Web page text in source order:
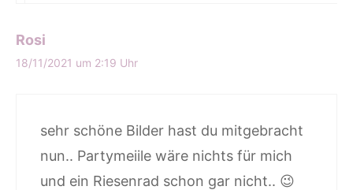
Rosi
18/11/2021 um 2:19 Uhr
sehr schöne Bilder hast du mitgebracht
nun.. Partymeiile wäre nichts für mich
und ein Riesenrad schon gar nicht.. 😉